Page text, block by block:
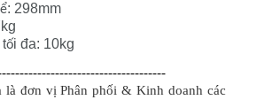
ể: 298mm
tối đa: 10kg
là đơn vị Phân phối & Kinh doanh các